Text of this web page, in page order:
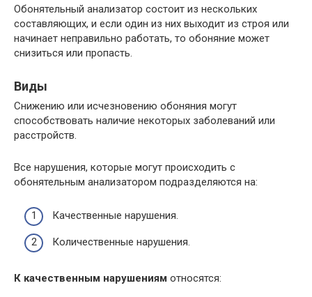
Обонятельный анализатор состоит из нескольких
составляющих, и если один из них выходит из строя или
начинает неправильно работать, то обоняние может
снизиться или пропасть.
Виды
Снижению или исчезновению обоняния могут
способствовать наличие некоторых заболеваний или
расстройств.
Все нарушения, которые могут происходить с
обонятельным анализатором подразделяются на:
Качественные нарушения.
Количественные нарушения.
К качественным нарушениям относятся: